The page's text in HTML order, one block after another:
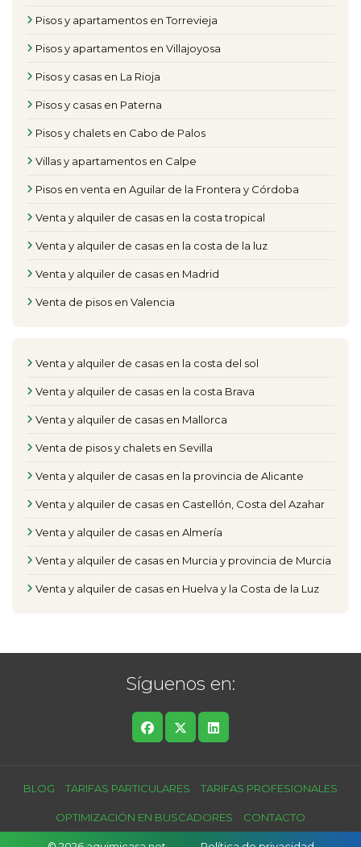
Pisos y apartamentos en Torrevieja
Pisos y apartamentos en Villajoyosa
Pisos y casas en La Rioja
Pisos y casas en Paterna
Pisos y chalets en Cabo de Palos
Villas y apartamentos en Calpe
Pisos en venta en Aguilar de la Frontera y Córdoba
Venta y alquiler de casas en la costa tropical
Venta y alquiler de casas en la costa de la luz
Venta y alquiler de casas en Madrid
Venta de pisos en Valencia
Venta y alquiler de casas en la costa del sol
Venta y alquiler de casas en la costa Brava
Venta y alquiler de casas en Mallorca
Venta de pisos y chalets en Sevilla
Venta y alquiler de casas en la provincia de Alicante
Venta y alquiler de casas en Castellón, Costa del Azahar
Venta y alquiler de casas en Almería
Venta y alquiler de casas en Murcia y provincia de Murcia
Venta y alquiler de casas en Huelva y la Costa de la Luz
Síguenos en:
BLOG TARIFAS PARTICULARES TARIFAS PROFESIONALES
OPTIMIZACIÓN EN BUSCADORES CONTACTO